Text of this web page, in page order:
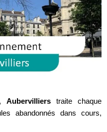
Aubervillierstraite chaque
abandonnés dans cours,